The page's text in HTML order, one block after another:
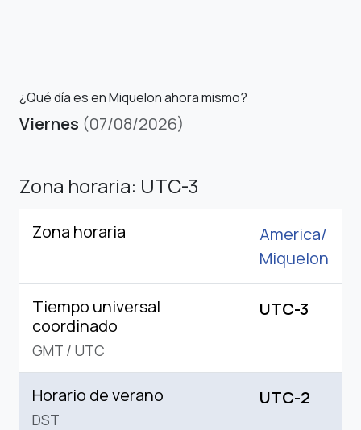
¿Qué día es en Miquelon ahora mismo?
Viernes (07/08/2026)
Zona horaria: UTC-3
Zona horaria
America/
Miquelon
Tiempo universal
coordinado
GMT / UTC
UTC-3
Horario de verano
DST
UTC-2